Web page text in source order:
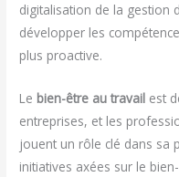
digitalisation de la gestion
développer les
plus proactive.
Le bien-être au travail est
entreprises, et les
jouent un rôle clé dans sa
initiatives axées sur le